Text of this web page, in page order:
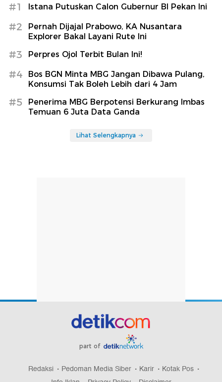
#1 Istana Putuskan Calon Gubernur BI Pekan Ini
#2
Pernah Dijajal Prabowo, KA Nusantara
Explorer Bakal Layani Rute Ini
#3 Perpres Ojol Terbit Bulan Ini!
#4
Bos BGN Minta MBG Jangan Dibawa Pulang,
Konsumsi Tak Boleh Lebih dari 4 Jam
#5
Penerima MBG Berpotensi Berkurang Imbas
Temuan 6 Juta Data Ganda
Lihat Selengkapnya
part of
Redaksi Pedoman Media Siber Karir
Kotak Pos